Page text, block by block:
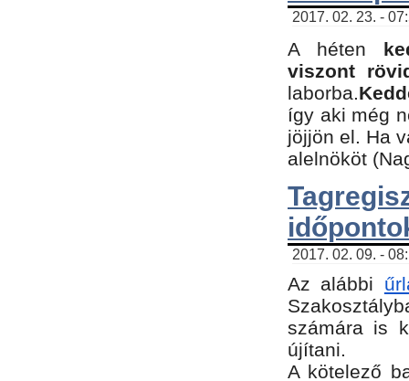
2017. 02. 23. -
A héten
viszont
laborba.
így aki még
jöjjön el. Ha
alelnököt
2017. 02. 09. -
Az alábbi
számára is
újítani.
​A kötelező